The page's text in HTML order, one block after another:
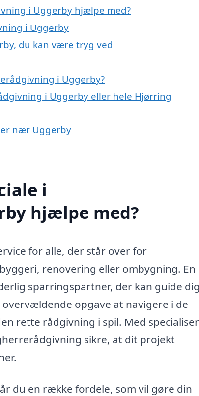
i Uggerby hjælpe med?
i Uggerby
du kan være tryg ved
i Uggerby?
i Uggerby eller hele Hjørring
nær Uggerby
i
hjælpe med?
for alle, der står over for
renovering eller ombygning. En
sparringspartner, der kan guide dig
opgave at navigere i de
rette rådgivning i spil. Med
sikre, at dit projekt
du en række fordele, som vil gøre din